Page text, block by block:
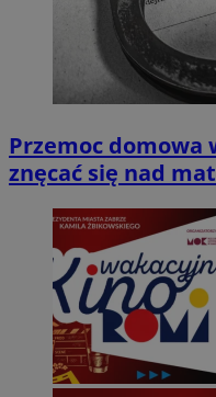
Przemoc domowa
znęcać się nad